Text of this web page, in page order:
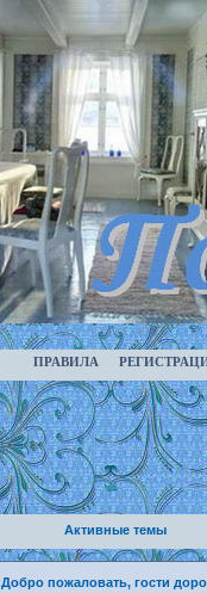
ПРАВИЛА
Активные темы
Добро пожаловать, гости